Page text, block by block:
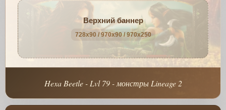
Верхний баннер
728x90 / 970x90 / 970x250
Hexa Beetle - Lvl 79 - монстры Lineage 2